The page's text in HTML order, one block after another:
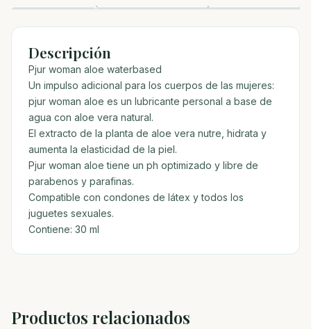
Descripción
Pjur woman aloe waterbased
Un impulso adicional para los cuerpos de las mujeres:
pjur woman aloe es un lubricante personal a base de
agua con aloe vera natural.
El extracto de la planta de aloe vera nutre, hidrata y
aumenta la elasticidad de la piel.
Pjur woman aloe tiene un ph optimizado y libre de
parabenos y parafinas.
Compatible con condones de látex y todos los
juguetes sexuales.
Contiene: 30 ml
Productos relacionados